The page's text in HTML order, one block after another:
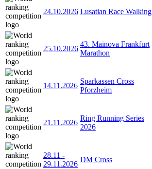
24.10.2026 Lusatian Race Walking
25.10.2026
43. Mainova Frankfurt
Marathon
14.11.2026
Sparkassen Cross
Pforzheim
21.11.2026
Ring Running Series
2026
28.11 -
29.11.2026
DM Cross